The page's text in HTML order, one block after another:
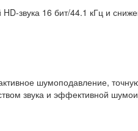
звука 16 бит/44.1 кГц и
шумоподавление,
звука и эффективной